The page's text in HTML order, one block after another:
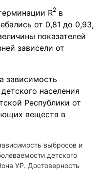
R2 в
от 0,81 до 0,93,
показателей
зависели от
зависимость
населения
Республики от
веществ в
выбросов и
детского
УР. Достоверность